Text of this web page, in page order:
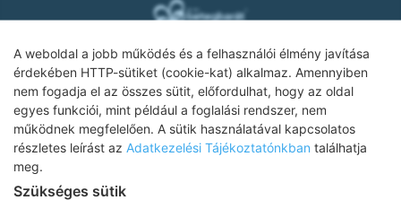
A weboldal a jobb működés és a felhasználói élmény javítása
érdekében HTTP-sütiket (cookie-kat) alkalmaz. Amennyiben
nem fogadja el az összes sütit, előfordulhat, hogy az oldal
egyes funkciói, mint például a foglalási rendszer, nem
működnek megfelelően. A sütik használatával kapcsolatos
részletes leírást az Adatkezelési Tájékoztatónkban találhatja
meg.
Szükséges sütik
Adatkezelési tájékoztató
Impresszum